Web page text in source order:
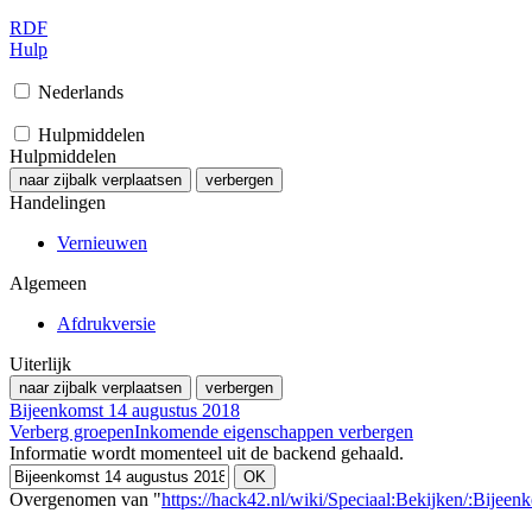
RDF
Hulp
Nederlands
Hulpmiddelen
Hulpmiddelen
naar zijbalk verplaatsen verbergen
Handelingen
Vernieuwen
Algemeen
Afdrukversie
Uiterlijk
naar zijbalk verplaatsen verbergen
Bijeenkomst 14 augustus 2018
Verberg groepenInkomende eigenschappen verbergen
Informatie wordt momenteel uit de backend gehaald.
Overgenomen van "https://hack42.nl/wiki/Speciaal:Bekijken/